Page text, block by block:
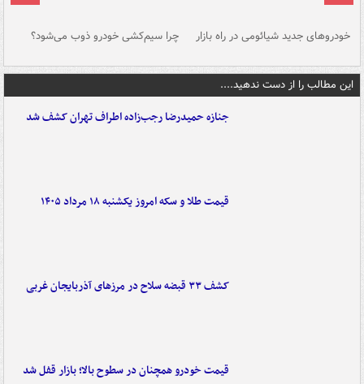
خودروهای جدید شیائومی در راه بازار چرا سیم‌کشی خودرو ذوب می‌شود؟
این مطالب را از دست ندهید....
جنازه حمیدرضا رجب‌زاده اطراف تهران کشف شد
قیمت طلا و سکه امروز یکشنبه ۱۸ مرداد ۱۴۰۵
کشف ۳۳ قبضه سلاح در مرزهای آذربایجان غربی
قیمت خودرو همچنان در سطوح بالا؛ بازار قفل شد